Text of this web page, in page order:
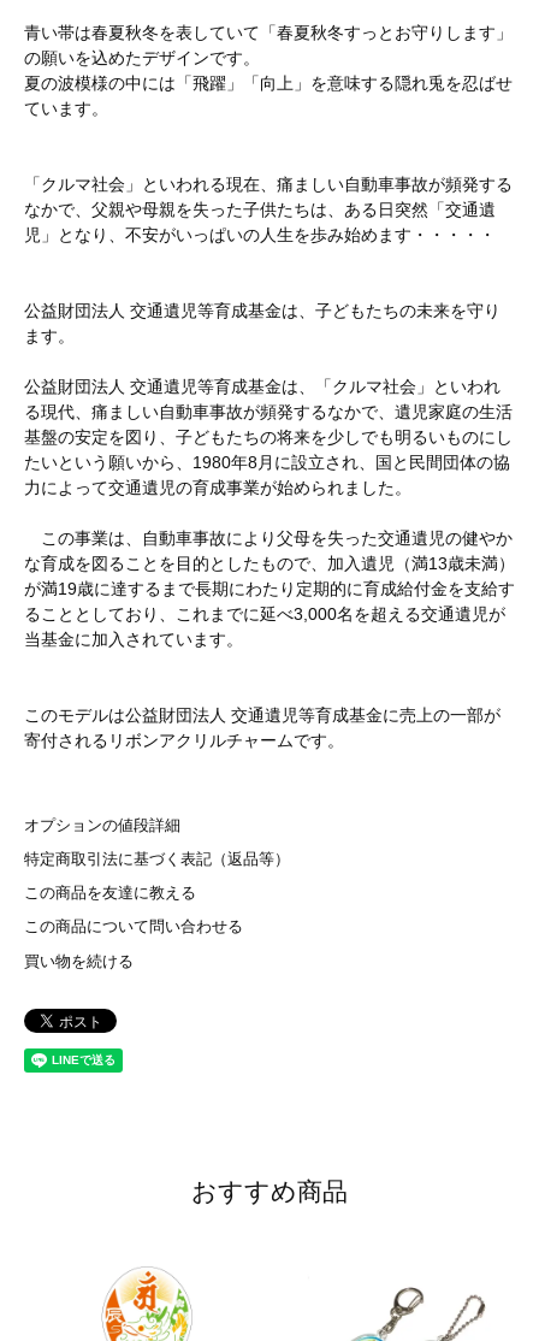
青い帯は春夏秋冬を表していて「春夏秋冬すっとお守りします」
の願いを込めたデザインです。
夏の波模様の中には「飛躍」「向上」を意味する隠れ兎を忍ばせ
ています。
「クルマ社会」といわれる現在、痛ましい自動車事故が頻発する
なかで、父親や母親を失った子供たちは、ある日突然「交通遺
児」となり、不安がいっぱいの人生を歩み始めます・・・・・
公益財団法人 交通遺児等育成基金は、子どもたちの未来を守り
ます。
公益財団法人 交通遺児等育成基金は、「クルマ社会」といわれ
る現代、痛ましい自動車事故が頻発するなかで、遺児家庭の生活
基盤の安定を図り、子どもたちの将来を少しでも明るいものにし
たいという願いから、1980年8月に設立され、国と民間団体の協
力によって交通遺児の育成事業が始められました。
この事業は、自動車事故により父母を失った交通遺児の健やか
な育成を図ることを目的としたもので、加入遺児（満13歳未満）
が満19歳に達するまで長期にわたり定期的に育成給付金を支給す
ることとしており、これまでに延べ3,000名を超える交通遺児が
当基金に加入されています。
このモデルは公益財団法人 交通遺児等育成基金に売上の一部が
寄付されるリボンアクリルチャームです。
オプションの値段詳細
特定商取引法に基づく表記（返品等）
この商品を友達に教える
この商品について問い合わせる
買い物を続ける
おすすめ商品